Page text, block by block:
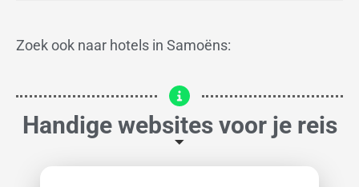
Zoek ook naar hotels in Samoëns:
Handige websites voor je reis